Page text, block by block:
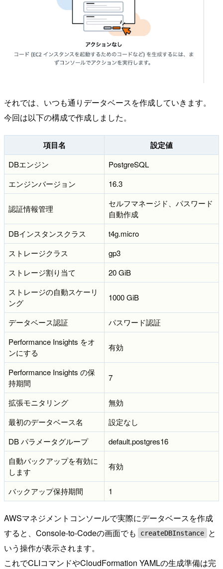
それでは、いつも通りデータベースを作成していきます。
今回は以下の構成で作成しました。
項目名 設定値
DBエンジン
PostgreSQL
エンジンバージョン
16.3
認証情報管理
セルフマネージド、パスワード
自動作成
DBインスタンスクラス
t4g.micro
ストレージクラス
gp3
ストレージ割り当て
20 GiB
ストレージの自動スケーリ
ング
1000 GiB
データベース認証
パスワード認証
Performance Insights をオ
ンにする
有効
Performance Insights の保
持期間
7
拡張モニタリング
無効
最初のデータベース名
設定なし
DB パラメータグループ
default.postgres16
自動バックアップを有効に
します
有効
バックアップ保持期間 1
AWSマネジメントコンソールで実際にデータベースを作成
すると、Console-to-Codeの画面でも
createDBInstance
と
いう操作が表示されます。
これでCLIコマンドやCloudFormation YAMLの生成準備は完